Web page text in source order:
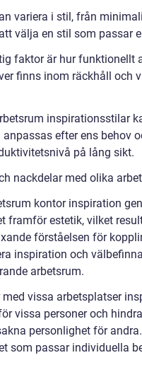
variera i stil, från
välja en stil som passar
faktor är hur funktionellt
finns inom räckhåll och
inspirationsstilar
efter ens behov
på lång sikt.
nackdelar med olika
kontor inspiration
framför estetik, vilket
förståelsen för
inspiration och
arbetsrum.
vissa arbetsplatser
vissa personer och
personlighet för
som passar individuella